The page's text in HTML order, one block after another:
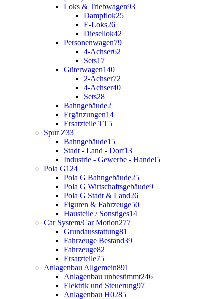
Loks & Triebwagen93
Dampflok25
E-Loks26
Diesellok42
Personenwagen79
4-Achser62
Sets17
Güterwagen140
2-Achser72
4-Achser40
Sets28
Bahngebäude2
Ergänzungen14
Ersatzteile TT5
Spur Z33
Bahngebäude15
Stadt - Land - Dorf13
Industrie - Gewerbe - Handel5
Pola G124
Pola G Bahngebäude25
Pola G Wirtschaftsgebäude9
Pola G Stadt & Land26
Figuren & Fahrzeuge50
Hausteile / Sonstiges14
Car System/Car Motion277
Grundausstattung81
Fahrzeuge Bestand39
Fahrzeuge82
Ersatzteile75
Anlagenbau Allgemein891
Anlagenbau unbestimmt246
Elektrik und Steuerung97
Anlagenbau H0285